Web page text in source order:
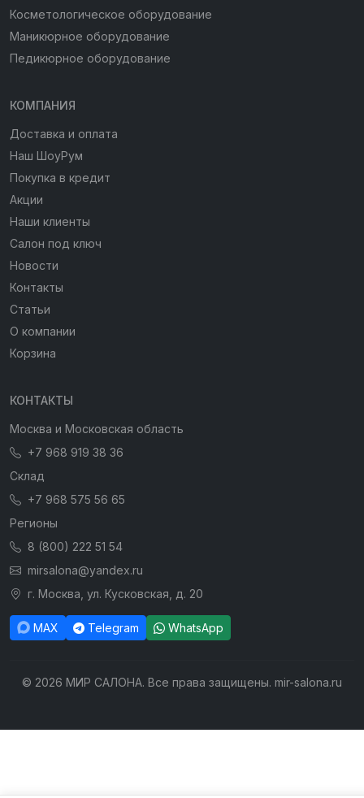
Косметологическое оборудование
Маникюрное оборудование
Педикюрное оборудование
КОМПАНИЯ
Доставка и оплата
Наш ШоуРум
Покупка в кредит
Акции
Наши клиенты
Салон под ключ
Новости
Контакты
Статьи
О компании
Корзина
КОНТАКТЫ
Москва и Московская область
+7 968 919 38 36
Склад
+7 968 575 56 65
Регионы
8 (800) 222 51 54
mirsalona@yandex.ru
г. Москва, ул. Кусковская, д. 20
MAX Telegram WhatsApp
© 2026 МИР САЛОНА. Все права защищены. mir-salona.ru